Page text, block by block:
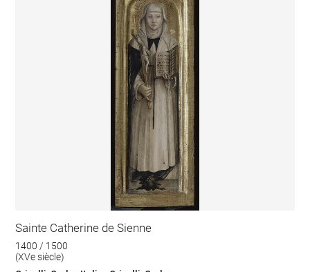
Sainte Catherine de Sienne
1400 / 1500
(XVe siècle)